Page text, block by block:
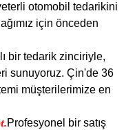
otomobil tedarikini
için önceden
bir tedarik zinciriyle,
sunuyoruz. Çin'de 36
müşterilerimize en
Profesyonel bir satış